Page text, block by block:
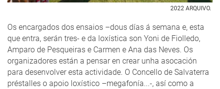
2022 ARQUIVO.
Os encargados dos ensaios –dous días á semana e, esta
que entra, serán tres- e da loxística son Yoni de Fiolledo,
Amparo de Pesqueiras e Carmen e Ana das Neves. Os
organizadores están a pensar en crear unha asocación
para desenvolver esta actividade. O Concello de Salvaterra
préstalles o apoio loxístico –megafonía...-, así como a